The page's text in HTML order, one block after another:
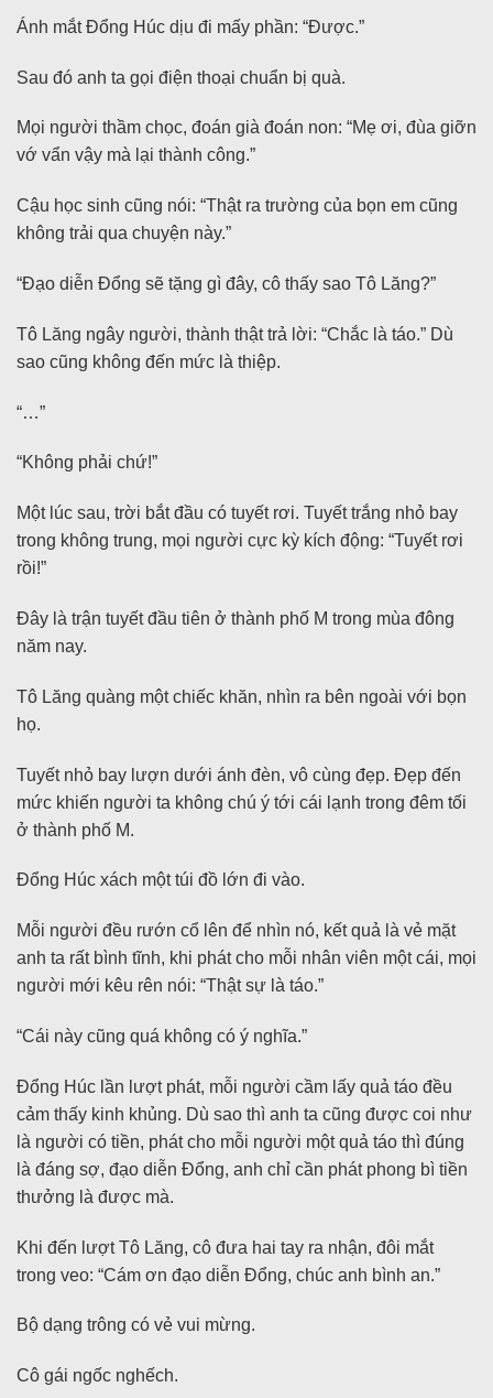
Ánh mắt Đổng Húc dịu đi mấy phần: “Được.”
Sau đó anh ta gọi điện thoại chuẩn bị quà.
Mọi người thầm chọc, đoán già đoán non: “Mẹ ơi, đùa giỡn
vớ vẩn vậy mà lại thành công.”
Cậu học sinh cũng nói: “Thật ra trường của bọn em cũng
không trải qua chuyện này.”
“Đạo diễn Đổng sẽ tặng gì đây, cô thấy sao Tô Lăng?”
Tô Lăng ngây người, thành thật trả lời: “Chắc là táo.” Dù
sao cũng không đến mức là thiệp.
“…”
“Không phải chứ!”
Một lúc sau, trời bắt đầu có tuyết rơi. Tuyết trắng nhỏ bay
trong không trung, mọi người cực kỳ kích động: “Tuyết rơi
rồi!”
Đây là trận tuyết đầu tiên ở thành phố M trong mùa đông
năm nay.
Tô Lăng quàng một chiếc khăn, nhìn ra bên ngoài với bọn
họ.
Tuyết nhỏ bay lượn dưới ánh đèn, vô cùng đẹp. Đẹp đến
mức khiến người ta không chú ý tới cái lạnh trong đêm tối
ở thành phố M.
Đổng Húc xách một túi đồ lớn đi vào.
Mỗi người đều rướn cổ lên để nhìn nó, kết quả là vẻ mặt
anh ta rất bình tĩnh, khi phát cho mỗi nhân viên một cái, mọi
người mới kêu rên nói: “Thật sự là táo.”
“Cái này cũng quá không có ý nghĩa.”
Đổng Húc lần lượt phát, mỗi người cầm lấy quả táo đều
cảm thấy kinh khủng. Dù sao thì anh ta cũng được coi như
là người có tiền, phát cho mỗi người một quả táo thì đúng
là đáng sợ, đạo diễn Đổng, anh chỉ cần phát phong bì tiền
thưởng là được mà.
Khi đến lượt Tô Lăng, cô đưa hai tay ra nhận, đôi mắt
trong veo: “Cám ơn đạo diễn Đổng, chúc anh bình an.”
Bộ dạng trông có vẻ vui mừng.
Cô gái ngốc nghếch.